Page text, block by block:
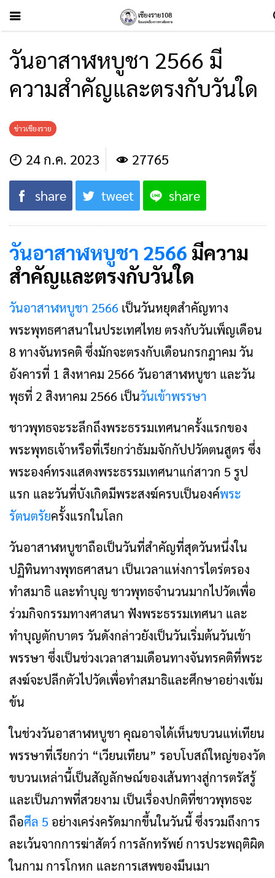
วันอาสาฬหบูชา 2566 มี
ความสำคัญและตรงกับวันใด
ข่าวเชียงราย
24 ก.ค. 2023 27765
share tweet share
วันอาสาฬหบูชา 2566 มีความ
สำคัญและตรงกับวันใด
วันอาสาฬหบูชา 2566 เป็นวันหยุดสำคัญทาง
พระพุทธศาสนาในประเทศไทย ตรงกับวันเพ็ญเดือน
8 ทางจันทรคติ ซึ่งมักจะตรงกับเดือนกรกฎาคม วัน
อังคารที่ 1 สิงหาคม 2566 วันอาสาฬหบูชา และวัน
พุธที่ 2 สิงหาคม 2566 เป็นวันเข้าพรรษา
ชาวพุทธจะระลึกถึงพระธรรมเทศนาครั้งแรกของ
พระพุทธเจ้าหรือที่เรียกว่าธัมมจักกัปปวัตตนสูตร ซึ่ง
พระองค์ทรงแสดงพระธรรมเทศนาแก่สาวก 5 รูป
แรก และวันที่บังเกิดมีพระสงฆ์ครบเป็นองค์พระ
รัตนตรัยครั้งแรกในโลก
วันอาสาฬหบูชาถือเป็นวันที่สำคัญที่สุดวันหนึ่งใน
ปฏิทินทางพุทธศาสนา เป็นเวลาแห่งการไตร่ตรอง
ทำสมาธิ และทำบุญ ชาวพุทธจำนวนมากไปวัดเพื่อ
ร่วมกิจกรรมทางศาสนา ฟังพระธรรมเทศนา และ
ทำบุญตักบาตร วันดังกล่าวยังเป็นวันเริ่มต้นวันเข้า
พรรษา ซึ่งเป็นช่วงเวลาสามเดือนทางจันทรคติที่พระ
สงฆ์จะปลีกตัวไปวัดเพื่อทำสมาธิและศึกษาอย่างเข้ม
ข้น
ในช่วงวันอาสาฬหบูชา คุณอาจได้เห็นขบวนแห่เทียน
พรรษาที่เรียกว่า “เวียนเทียน” รอบโบสถ์ใหญ่ของวัด
ขบวนเหล่านี้เป็นสัญลักษณ์ของเส้นทางสู่การตรัสรู้
และเป็นภาพที่สวยงาม เป็นเรื่องปกติที่ชาวพุทธจะ
ถือศีล 5 อย่างเคร่งครัดมากขึ้นในวันนี้ ซึ่งรวมถึงการ
ละเว้นจากการฆ่าสัตว์ การลักทรัพย์ การประพฤติผิด
ในกาม การโกหก และการเสพของมึนเมา